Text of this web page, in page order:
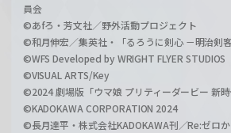
員会
©あfろ・芳文社／野外活動プロジェクト
©和月伸宏／集英社・「るろうに剣心 －明治剣
©WFS Developed by WRIGHT FLYER STUDIOS
©VISUAL ARTS/Key
©2024 劇場版「ウマ娘 プリティーダービー 新
©KADOKAWA CORPORATION 2024
©長月達平・株式会社KADOKAWA刊／Re:ゼロ